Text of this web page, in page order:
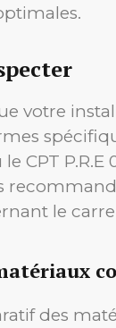
votre
CPT P.R.E
le
des